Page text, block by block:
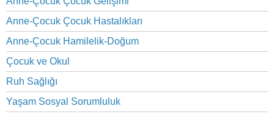
Anne-Çocuk Çocuk Hastalıkları
Anne-Çocuk Hamilelik-Doğum
Çocuk ve Okul
Ruh Sağlığı
Yaşam Sosyal Sorumluluk